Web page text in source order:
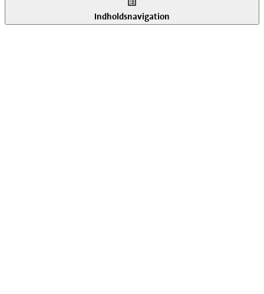
Indholdsnavigation